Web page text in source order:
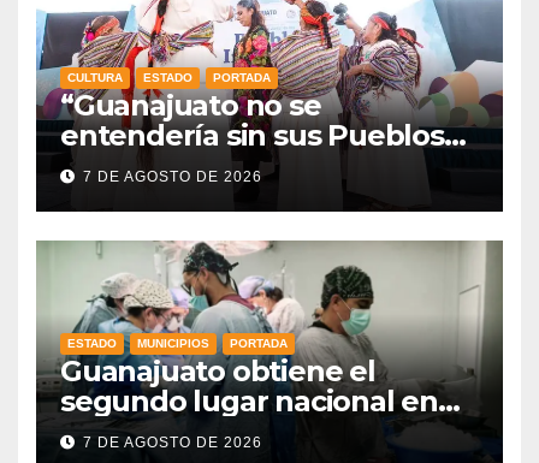
CULTURA ESTADO PORTADA
“Guanajuato no se
entendería sin sus Pueblos
Indígenas”: Libia Dennise
fortalece el orgullo del
7 DE AGOSTO DE 2026
ESTADO MUNICIPIOS PORTADA
Guanajuato obtiene el
segundo lugar nacional en
procuración de órganos
7 DE AGOSTO DE 2026